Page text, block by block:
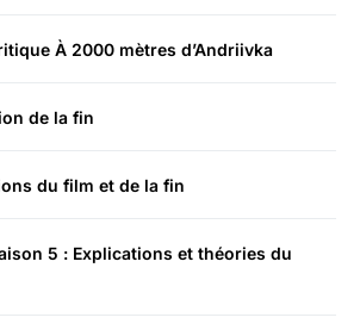
À 2000 mètres d’Andriivka
de la fin
du film et de la fin
5 : Explications et théories du